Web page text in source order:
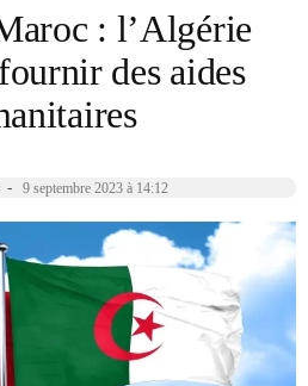
: l’Algérie
des aides
- 9 septembre 2023 à 14:12